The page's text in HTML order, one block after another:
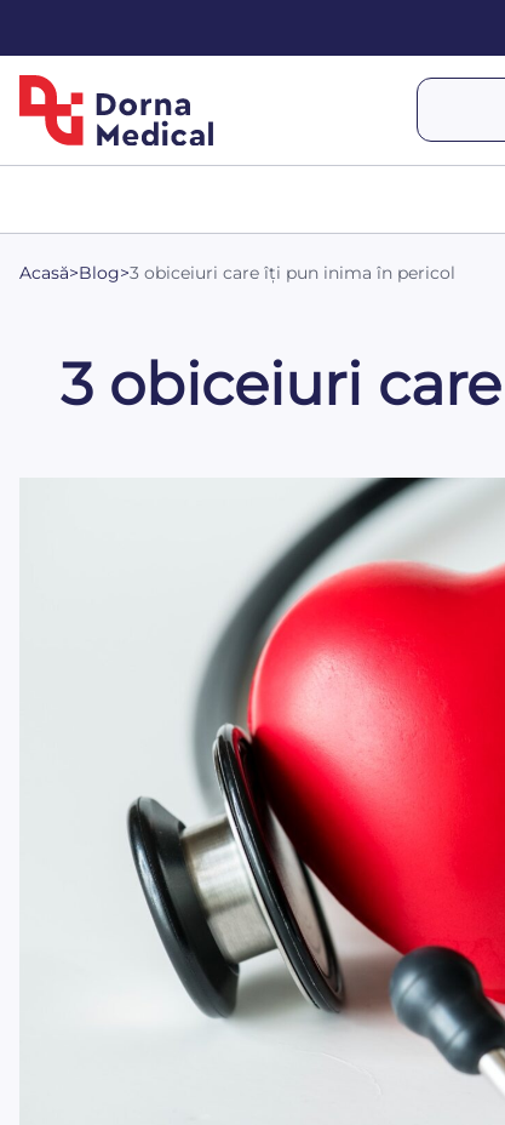
Acasă>Blog>3 obiceiuri care îți pun inima în pericol
3 obiceiuri